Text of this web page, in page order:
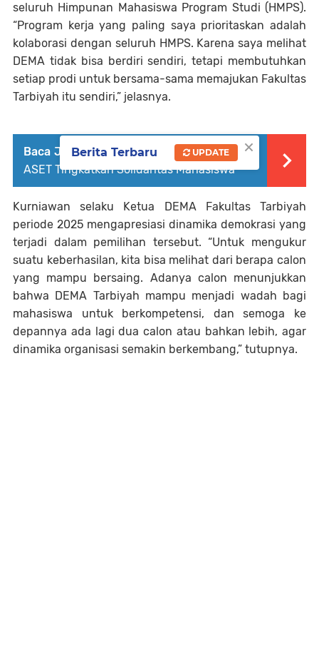
seluruh Himpunan Mahasiswa Program Studi (HMPS).
“Program kerja yang paling saya prioritaskan adalah
kolaborasi dengan seluruh HMPS. Karena saya melihat
DEMA tidak bisa berdiri sendiri, tetapi membutuhkan
setiap prodi untuk bersama-sama memajukan Fakultas
Tarbiyah itu sendiri,” jelasnya.
Baca Juga : HMPS Akuntansi Syariah Gelar
ASET Tingkatkan Solidaritas Mahasiswa
Kurniawan selaku Ketua DEMA Fakultas Tarbiyah
periode 2025 mengapresiasi dinamika demokrasi yang
terjadi dalam pemilihan tersebut. “Untuk mengukur
suatu keberhasilan, kita bisa melihat dari berapa calon
yang mampu bersaing. Adanya calon menunjukkan
bahwa DEMA Tarbiyah mampu menjadi wadah bagi
mahasiswa untuk berkompetensi, dan semoga ke
depannya ada lagi dua calon atau bahkan lebih, agar
dinamika organisasi semakin berkembang,” tutupnya.
×
Berita Terbaru UPDATE